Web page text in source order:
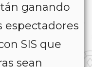
ganando
espectadores
SIS que
sean